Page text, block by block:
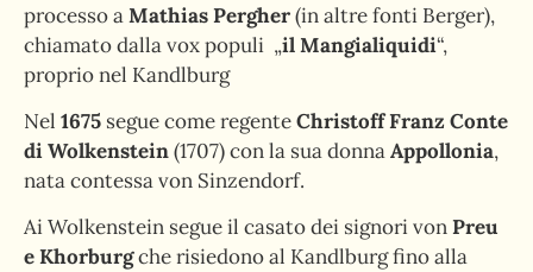
processo aMathias Pergher(in altre fonti Berger),
chiamato dalla vox populi „il Mangialiquidi“,
proprio nel Kandlburg
Nel 1675 segue come regenteChristoff Franz Conte
di Wolkenstein(1707) con la sua donnaAppollonia,
nata contessa von Sinzendorf.
Ai Wolkenstein segue il casato dei signori vonPreu
e Khorburgche risiedono al Kandlburg fino alla